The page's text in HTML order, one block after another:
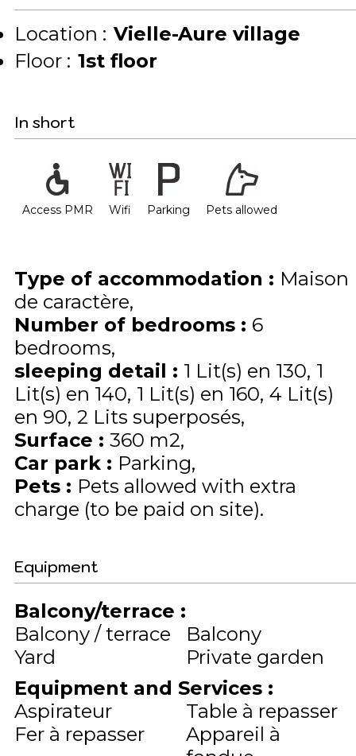
Location : Vielle-Aure village
Floor : 1st floor
In short
Access PMR Wifi Parking Pets allowed
Type of accommodation : Maison
de caractère
Number of bedrooms : 6
bedrooms
sleeping detail : 1 Lit(s) en 130 1
Lit(s) en 140 1 Lit(s) en 160 4 Lit(s)
en 90 2 Lits superposés
Surface : 360 m2
Car park : Parking
Pets : Pets allowed with extra
charge (to be paid on site)
Equipment
Balcony/terrace :
Balcony / terrace
Balcony
Yard
Private garden
Equipment and Services :
Aspirateur
Table à repasser
Fer à repasser
Appareil à